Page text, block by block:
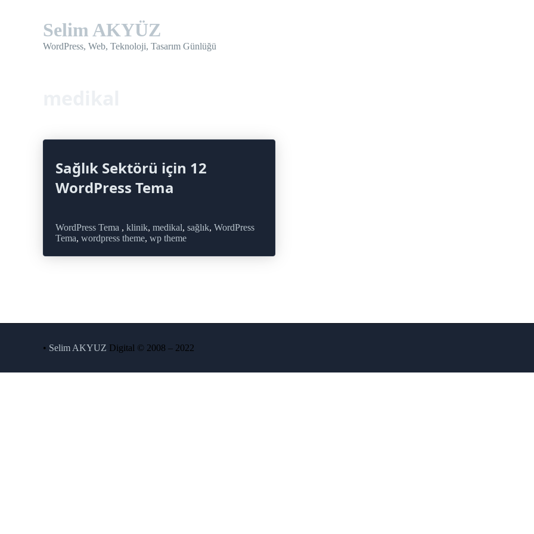
Selim AKYÜZ
WordPress, Web, Teknoloji, Tasarım Günlüğü
Sağlık Sektörü için 12
WordPress Tema
WordPress Tema , klinik, medikal, sağlık, WordPress
Tema, wordpress theme, wp theme
• Selim AKYUZ Digital © 2008 – 2022